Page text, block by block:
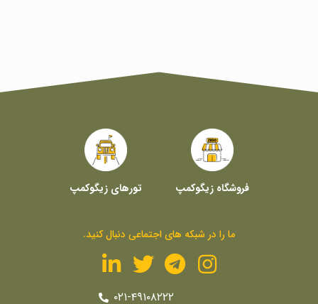
فروشگاه زیگوکمپ تورهای زیگوکمپ
ما را در شبکه های اجتماعی دنبال کنید.
۰۲۱-۴۹۱۰۸۲۲۲